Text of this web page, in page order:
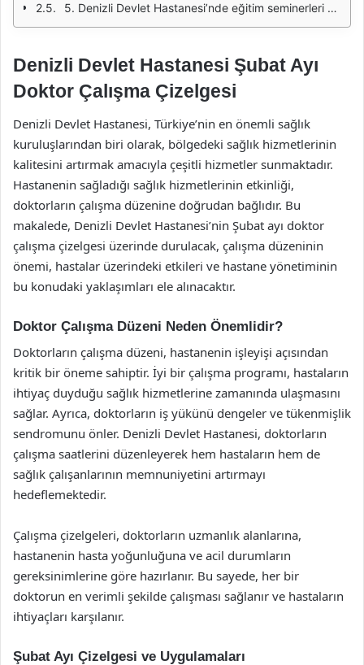
5. Denizli Devlet Hastanesi’nde eğitim seminerleri düzenleniyor mu?
Denizli Devlet Hastanesi Şubat Ayı
Doktor Çalışma Çizelgesi
Denizli Devlet Hastanesi, Türkiye’nin en önemli sağlık
kuruluşlarından biri olarak, bölgedeki sağlık hizmetlerinin
kalitesini artırmak amacıyla çeşitli hizmetler sunmaktadır.
Hastanenin sağladığı sağlık hizmetlerinin etkinliği,
doktorların çalışma düzenine doğrudan bağlıdır. Bu
makalede, Denizli Devlet Hastanesi’nin Şubat ayı doktor
çalışma çizelgesi üzerinde durulacak, çalışma düzeninin
önemi, hastalar üzerindeki etkileri ve hastane yönetiminin
bu konudaki yaklaşımları ele alınacaktır.
Doktor Çalışma Düzeni Neden Önemlidir?
Doktorların çalışma düzeni, hastanenin işleyişi açısından
kritik bir öneme sahiptir. İyi bir çalışma programı, hastaların
ihtiyaç duyduğu sağlık hizmetlerine zamanında ulaşmasını
sağlar. Ayrıca, doktorların iş yükünü dengeler ve tükenmişlik
sendromunu önler. Denizli Devlet Hastanesi, doktorların
çalışma saatlerini düzenleyerek hem hastaların hem de
sağlık çalışanlarının memnuniyetini artırmayı
hedeflemektedir.
Çalışma çizelgeleri, doktorların uzmanlık alanlarına,
hastanenin hasta yoğunluğuna ve acil durumların
gereksinimlerine göre hazırlanır. Bu sayede, her bir
doktorun en verimli şekilde çalışması sağlanır ve hastaların
ihtiyaçları karşılanır.
Şubat Ayı Çizelgesi ve Uygulamaları